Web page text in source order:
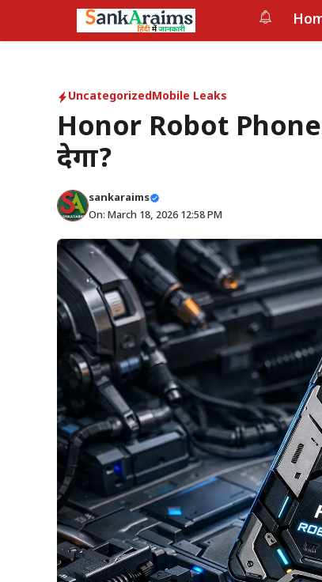
UncategorizedMobile Leaks
Honor Robot
देगा?
sankaraims
On: March 18, 2026 12:58 PM